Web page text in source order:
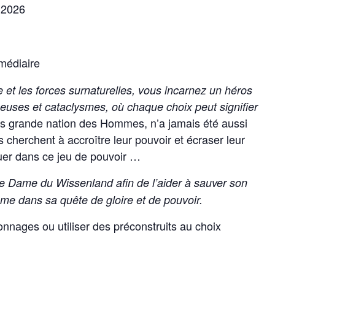
les forces surnaturelles, vous incarnez un héros
et cataclysmes, où chaque choix peut signifier
grande nation des Hommes, n’a jamais été aussi
à accroître leur pouvoir et écraser leur
dans ce jeu de pouvoir …
du Wissenland afin de l’aider à sauver son
dans sa quête de gloire et de pouvoir.
ou utiliser des préconstruits au choix